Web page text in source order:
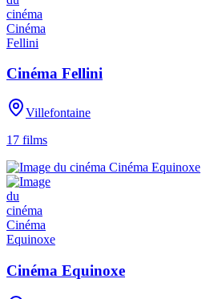
Cinéma Fellini
Villefontaine
17 films
Cinéma Equinoxe